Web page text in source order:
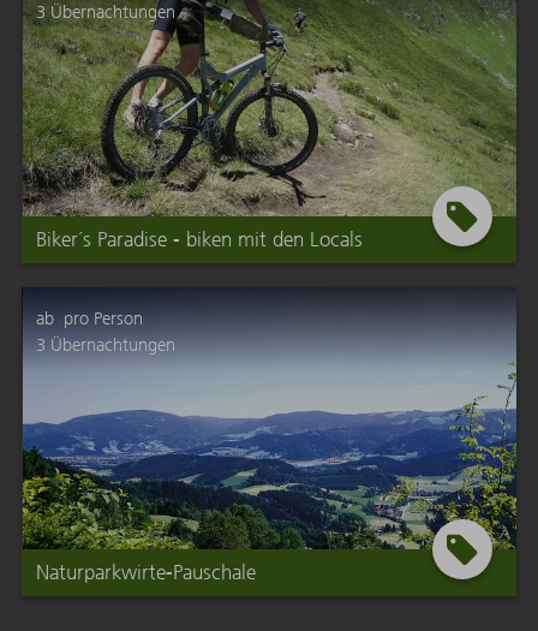
Biker´s Paradise - biken mit den Locals
3 Übernachtungen
Naturparkwirte-Pauschale
ab pro Person
3 Übernachtungen